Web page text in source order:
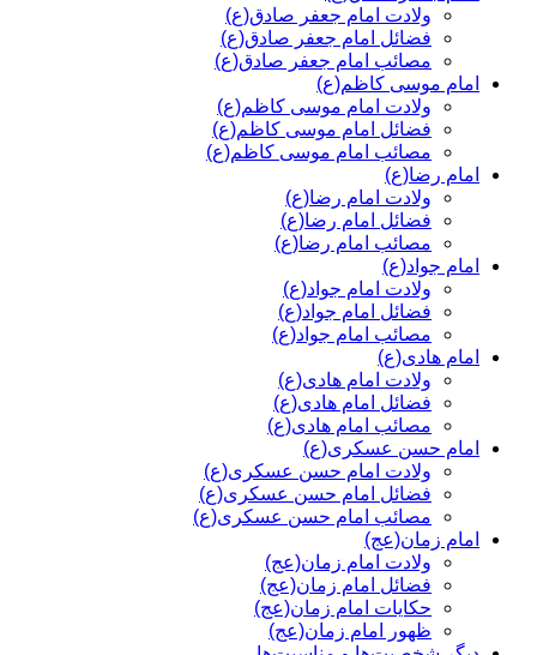
ولادت امام جعفر صادق(ع)
فضائل امام جعفر صادق(ع)
مصائب امام جعفر صادق(ع)
امام موسی کاظم(ع)
ولادت امام موسی کاظم(ع)
فضائل امام موسی کاظم(ع)
مصائب امام موسی کاظم(ع)
امام رضا(ع)
ولادت امام رضا(ع)
فضائل امام رضا(ع)
مصائب امام رضا(ع)
امام جواد(ع)
ولادت امام جواد(ع)
فضائل امام جواد(ع)
مصائب امام جواد(ع)
امام هادی(ع)
ولادت امام هادی(ع)
فضائل امام هادی(ع)
مصائب امام هادی(ع)
امام حسن عسکری(ع)
ولادت امام حسن عسکری(ع)
فضائل امام حسن عسکری(ع)
مصائب امام حسن عسکری(ع)
امام زمان(عج)
ولادت امام زمان(عج)
فضائل امام زمان(عج)
حکایات امام زمان(عج)
ظهور امام زمان(عج)